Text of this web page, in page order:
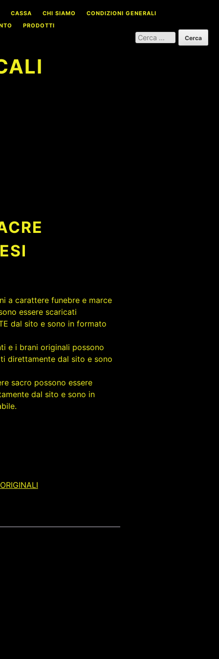
CASSA CHI SIAMO
CONDIZIONI GENERALI
PRODOTTI
RICERCA
PER:
a carattere funebre e marce
essere scaricati
dal sito e sono in formato
e i brani originali possono
direttamente dal sito e sono
sacro possono essere
dal sito e sono in